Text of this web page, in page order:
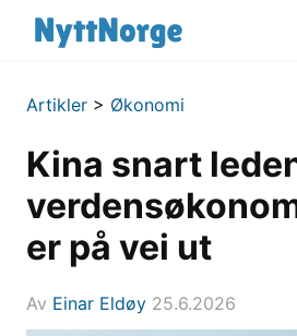
Artikler > Økonomi
Kina snart
er på vei ut
Av Einar Eldøy 25.6.2026